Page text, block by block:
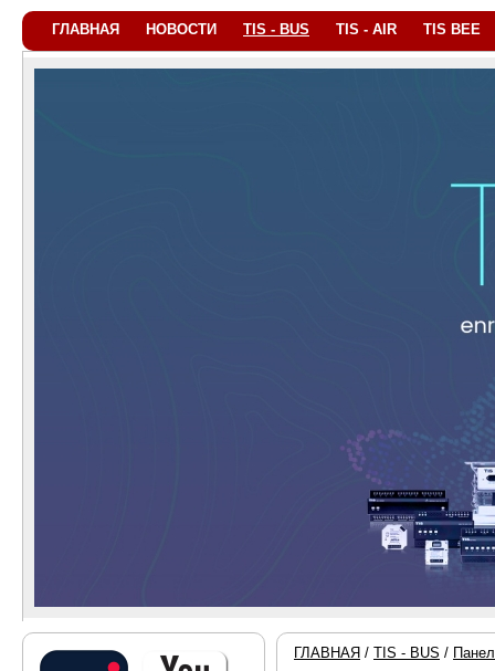
ГЛАВНАЯ НОВОСТИ TIS - BUS TIS - AIR TIS BEE
ГЛАВНАЯ / TIS - BUS /